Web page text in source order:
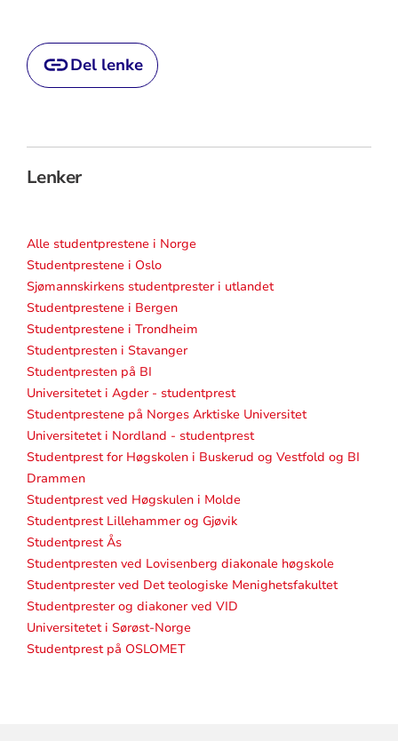
Del lenke
Lenker
Alle studentprestene i Norge
Studentprestene i Oslo
Sjømannskirkens studentprester i utlandet
Studentprestene i Bergen
Studentprestene i Trondheim
Studentpresten i Stavanger
Studentpresten på BI
Universitetet i Agder - studentprest
Studentprestene på Norges Arktiske Universitet
Universitetet i Nordland - studentprest
Studentprest for Høgskolen i Buskerud og Vestfold og BI
Drammen
Studentprest ved Høgskulen i Molde
Studentprest Lillehammer og Gjøvik
Studentprest Ås
Studentpresten ved Lovisenberg diakonale høgskole
Studentprester ved Det teologiske Menighetsfakultet
Studentprester og diakoner ved VID
Universitetet i Sørøst-Norge
Studentprest på OSLOMET